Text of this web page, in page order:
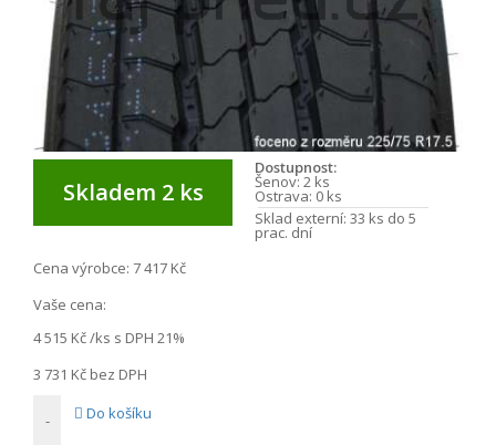
Skladem 2 ks
Dostupnost:
Šenov: 2 ks
Ostrava: 0 ks
Sklad externí: 33 ks do 5
prac. dní
Cena výrobce: 7 417 Kč
Vaše cena:
4 515 Kč/ks s DPH 21%
3 731 Kč bez DPH
- Do košíku